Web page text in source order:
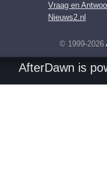
Vraag en
Nieuws2.nl
© 1999-2026
AfterDawn is